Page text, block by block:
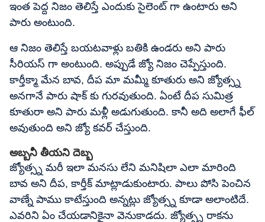
ఇంత పెద్ద నిజం తెలిస్తే ఎందుకు సైలెంట్ గా ఉంటారు అని
పారు అంటుంది.
ఆ నిజం తెలిస్తే బయటవాళ్లు బతికి ఉండరు అని పారు
సీరియస్ గా అంటుంది. అప్పుడే జ్యో నిజం చెప్పేస్తుంది.
కార్తీక్మా మేన బావ, దీప మా మమ్మీ కూతురు అని జ్యోత్స్న
అనగానే పారు షాక్ కు గురవుతుంది. ఏంటే దీప సుమిత్ర
కూతురా అని పారు మళ్లీ అడుగుతుంది. కానీ అది అలాగే ఫీల్
అవుతుంది అని జ్యో కవర్ చేస్తుంది.
అబ్బనీ తీయని దెబ్బ
జ్యోత్స్న మరీ ఇలా మనసు లేని మనిషిలా ఎలా మారింది
బావ అని దీప, కార్తీక్ మాట్లాడుకుంటారు. పాలు పోసి పెంచిన
వాణ్నే పాము కాటేస్తుంది అన్నట్లు జ్యోత్స్న కూడా అలాంటిదే.
ఎవరిని ఏం చేయడానికైనా వెనుకాడదు. జ్యోత్స్న రాకను